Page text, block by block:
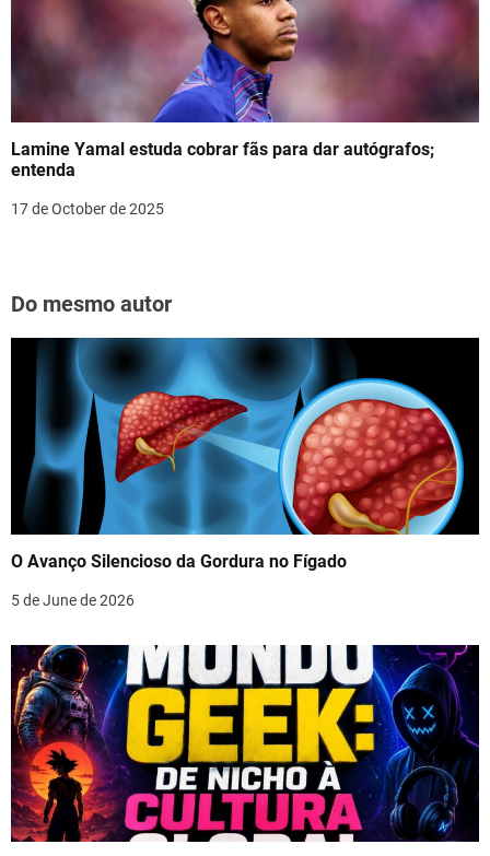
Lamine Yamal estuda cobrar fãs para dar autógrafos;
entenda
17 de October de 2025
Do mesmo autor
O Avanço Silencioso da Gordura no Fígado
5 de June de 2026